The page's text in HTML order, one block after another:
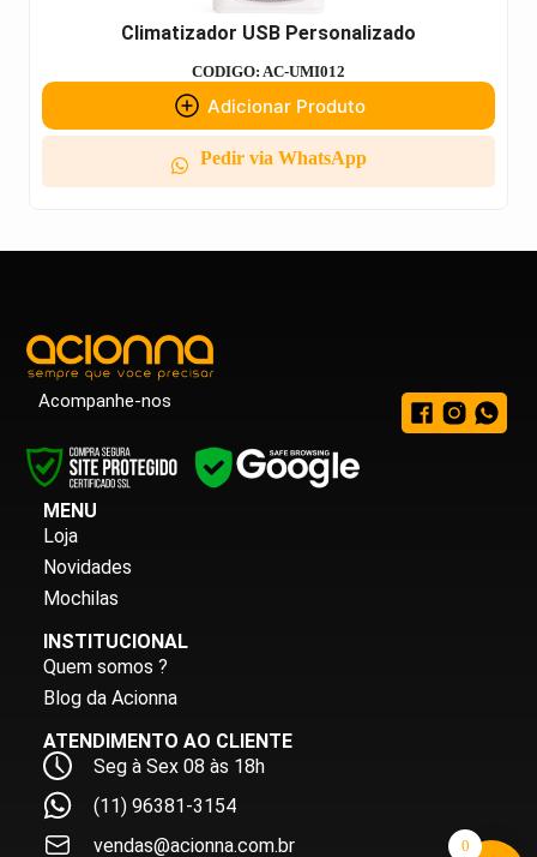
Climatizador USB Personalizado
CODIGO: AC-UMI012
Adicionar Produto
Pedir via WhatsApp
Acompanhe-nos
MENU
Loja
Novidades
Mochilas
INSTITUCIONAL
Quem somos ?
Blog da Acionna
ATENDIMENTO AO CLIENTE
Seg à Sex 08 às 18h
(11) 96381-3154
vendas@acionna.com.br
0